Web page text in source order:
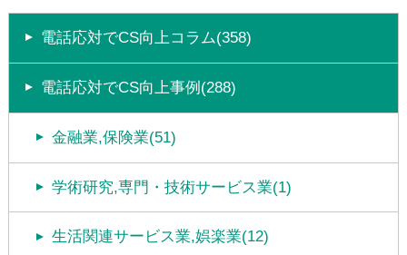
電話応対でCS向上コラム(358)
電話応対でCS向上事例(288)
金融業,保険業(51)
学術研究,専門・技術サービス業(1)
生活関連サービス業,娯楽業(12)